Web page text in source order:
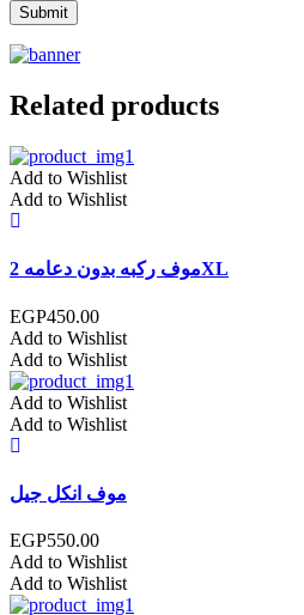
Related products
Add to Wishlist
Add to Wishlist
موف ركبه بدون دعامه 2XL
EGP450.00
Add to Wishlist
Add to Wishlist
Add to Wishlist
Add to Wishlist
موف انكل جيل
EGP550.00
Add to Wishlist
Add to Wishlist